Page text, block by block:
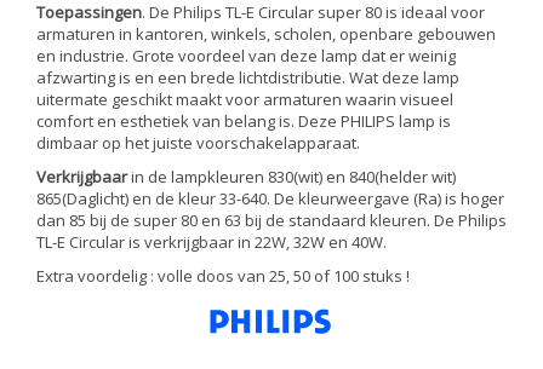
Toepassingen. De Philips TL-E Circular super 80 is ideaal voor
armaturen in kantoren, winkels, scholen, openbare gebouwen
en industrie. Grote voordeel van deze lamp dat er weinig
afzwarting is en een brede lichtdistributie. Wat deze lamp
uitermate geschikt maakt voor armaturen waarin visueel
comfort en esthetiek van belang is. Deze PHILIPS lamp is
dimbaar op het juiste voorschakelapparaat.
Verkrijgbaarin de lampkleuren 830(wit) en 840(helder wit)
865(Daglicht) en de kleur 33-640. De kleurweergave (Ra) is hoger
dan 85 bij de super 80 en 63 bij de standaard kleuren. De Philips
TL-E Circular is verkrijgbaar in 22W, 32W en 40W.
Extra voordelig : volle doos van 25, 50 of 100 stuks !